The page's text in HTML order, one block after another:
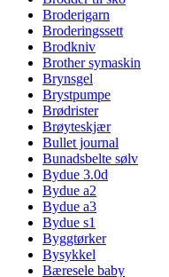
Broderigarn
Broderingssett
Brodkniv
Brother symaskin
Brynsgel
Brystpumpe
Brødrister
Brøyteskjær
Bullet journal
Bunadsbelte sølv
Bydue 3.0d
Bydue a2
Bydue a3
Bydue s1
Byggtørker
Bysykkel
Bæresele baby